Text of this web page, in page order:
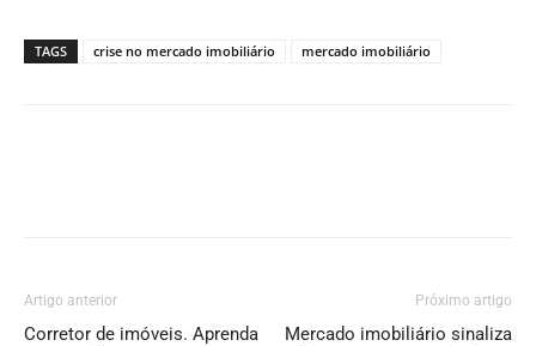
TAGS crise no mercado imobiliário mercado imobiliário
Artigo anterior
Corretor de imóveis. Aprenda
Próximo artigo
Mercado imobiliário sinaliza